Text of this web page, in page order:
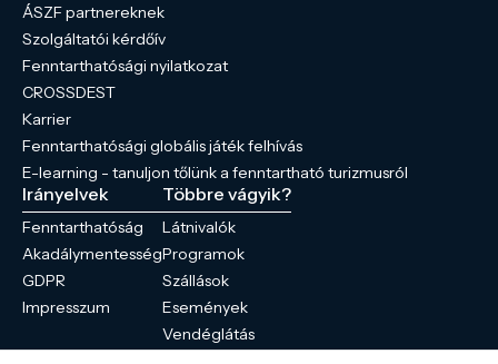
ÁSZF partnereknek
Szolgáltatói kérdőív
Fenntarthatósági nyilatkozat
CROSSDEST
Karrier
Fenntarthatósági globális játék felhívás
E-learning - tanuljon tőlünk a fenntartható turizmusról
Irányelvek
Fenntarthatóság
Akadálymentesség
GDPR
Impresszum
Többre vágyik?
Látnivalók
Programok
Szállások
Események
Vendéglátás